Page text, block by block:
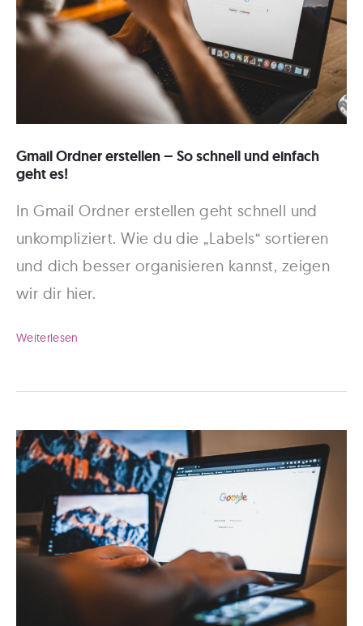
Gmail Ordner erstellen – So schnell und einfach
geht es!
In Gmail Ordner erstellen geht schnell und
unkompliziert. Wie du die „Labels“ sortieren
und dich besser organisieren kannst, zeigen
wir dir hier.
Gmail
erstellen
So
schnell
einfach
geht
Weiterlesen